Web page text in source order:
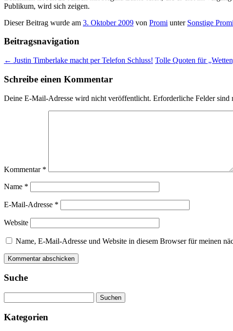
Publikum, wird sich zeigen.
Dieser Beitrag wurde am 3. Oktober 2009 von Promi unter Sonstige
Beitragsnavigation
← Justin Timberlake macht per Telefon Schluss! Tolle Quoten für
Schreibe einen Kommentar
Deine E-Mail-Adresse wird nicht veröffentlicht. Erforderliche Felder sind
Kommentar *
Name *
E-Mail-Adresse *
Website
Name, E-Mail-Adresse und Website in diesem Browser für meinen
Suche
nach:
Kategorien